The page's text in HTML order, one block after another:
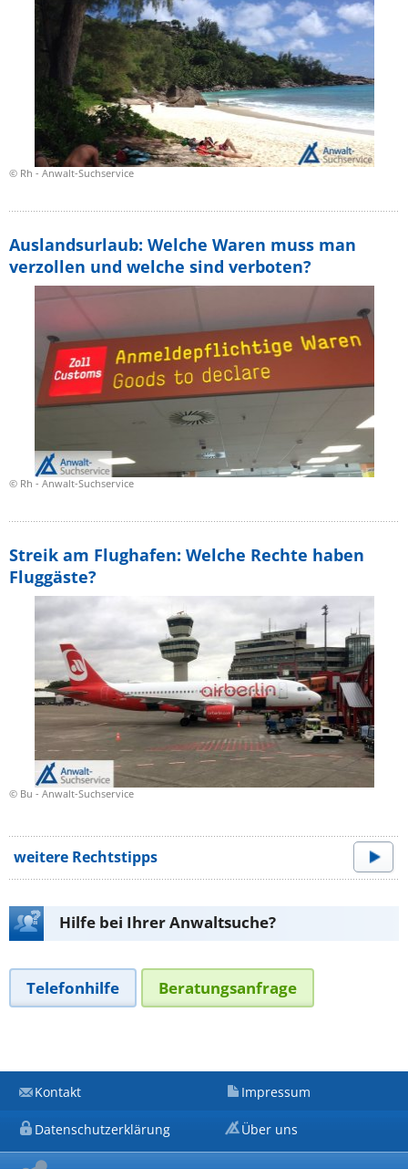
© Rh - Anwalt-Suchservice
© Rh - Anwalt-Suchservice
Auslandsurlaub: Welche Waren muss man
verzollen und welche sind verboten?
© Bu - Anwalt-Suchservice
Streik am Flughafen: Welche Rechte haben
Fluggäste?
weitere Rechtstipps
Hilfe bei Ihrer Anwaltsuche?
Telefonhilfe Beratungsanfrage
Kontakt Impressum
Datenschutzerklärung Über uns